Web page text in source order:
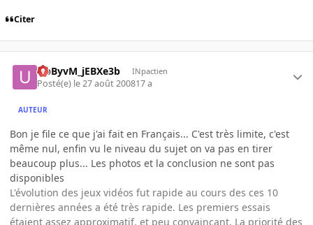
Citer
UpByvM_jEBXe3b INpactien
Posté(e) le 27 août 200817 a
AUTEUR
Bon je file ce que j'ai fait en Français... C'est très limite, c'est
même nul, enfin vu le niveau du sujet on va pas en tirer
beaucoup plus... Les photos et la conclusion ne sont pas
disponibles
L'évolution des jeux vidéos fut rapide au cours des ces 10
dernières années a été très rapide. Les premiers essais
étaient assez approximatif, et peu convaincant. La priorité des